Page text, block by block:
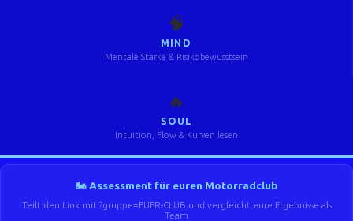
🧠
MIND
Mentale Stärke & Risikobewusstsein
🔥
SOUL
Intuition, Flow & Kurven lesen
🏍️ Assessment für euren Motorradclub
Teilt den Link mit ?gruppe=EUER-CLUB und vergleicht eure Ergebnisse als
Team